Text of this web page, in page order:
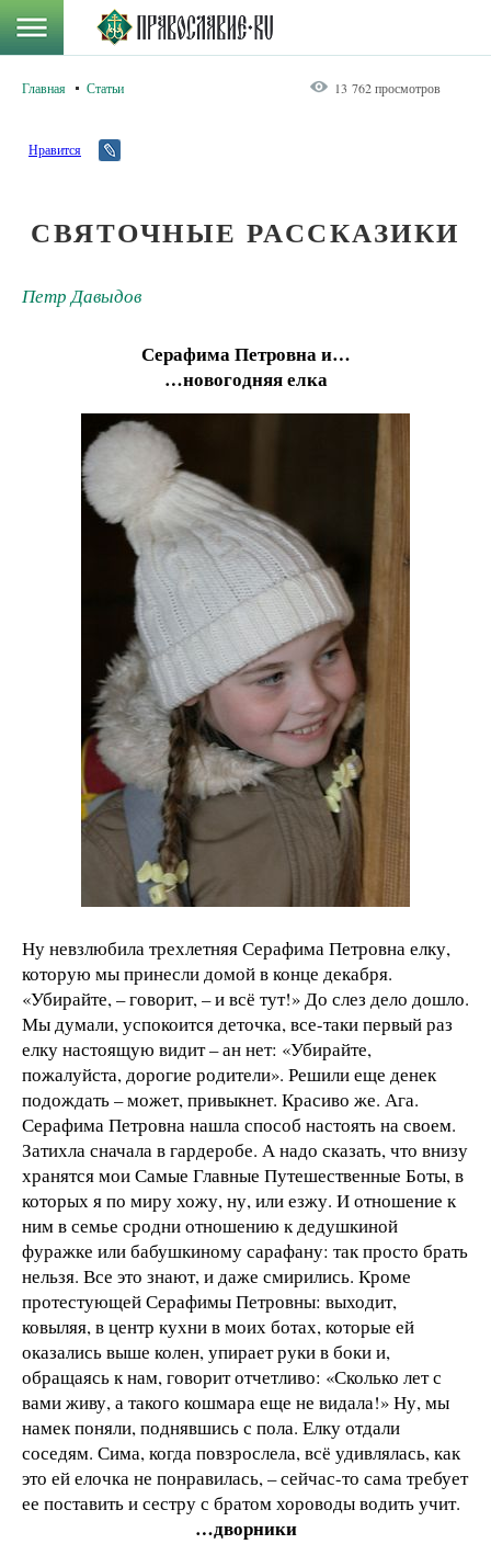
Главная Статьи 13 762 просмотров
Нравится
СВЯТОЧНЫЕ РАССКАЗИКИ
Петр Давыдов
Серафима Петровна и…
…новогодняя елка
Ну невзлюбила трехлетняя Серафима Петровна елку,
которую мы принесли домой в конце декабря.
«Убирайте, – говорит, – и всё тут!» До слез дело дошло.
Мы думали, успокоится деточка, все-таки первый раз
елку настоящую видит – ан нет: «Убирайте,
пожалуйста, дорогие родители». Решили еще денек
подождать – может, привыкнет. Красиво же. Ага.
Серафима Петровна нашла способ настоять на своем.
Затихла сначала в гардеробе. А надо сказать, что внизу
хранятся мои Самые Главные Путешественные Боты, в
которых я по миру хожу, ну, или езжу. И отношение к
ним в семье сродни отношению к дедушкиной
фуражке или бабушкиному сарафану: так просто брать
нельзя. Все это знают, и даже смирились. Кроме
протестующей Серафимы Петровны: выходит,
ковыляя, в центр кухни в моих ботах, которые ей
оказались выше колен, упирает руки в боки и,
обращаясь к нам, говорит отчетливо: «Сколько лет с
вами живу, а такого кошмара еще не видала!» Ну, мы
намек поняли, поднявшись с пола. Елку отдали
соседям. Сима, когда повзрослела, всё удивлялась, как
это ей елочка не понравилась, – сейчас-то сама требует
ее поставить и сестру с братом хороводы водить учит.
…дворники